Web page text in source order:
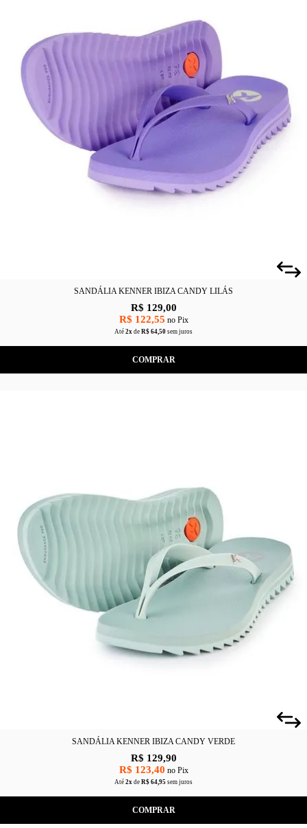
SANDÁLIA KENNER IBIZA CANDY LILÁS
R$ 129,00
R$ 122,55 no Pix
Até 2x de R$ 64,50 sem juros
COMPRAR
SANDÁLIA KENNER IBIZA CANDY VERDE
R$ 129,90
R$ 123,40 no Pix
Até 2x de R$ 64,95 sem juros
COMPRAR